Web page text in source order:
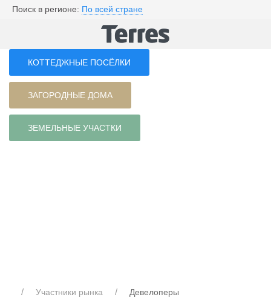
Поиск в регионе: По всей стране
КОТТЕДЖНЫЕ ПОСЁЛКИ
ЗАГОРОДНЫЕ ДОМА
ЗЕМЕЛЬНЫЕ УЧАСТКИ
Участники рынка Девелоперы